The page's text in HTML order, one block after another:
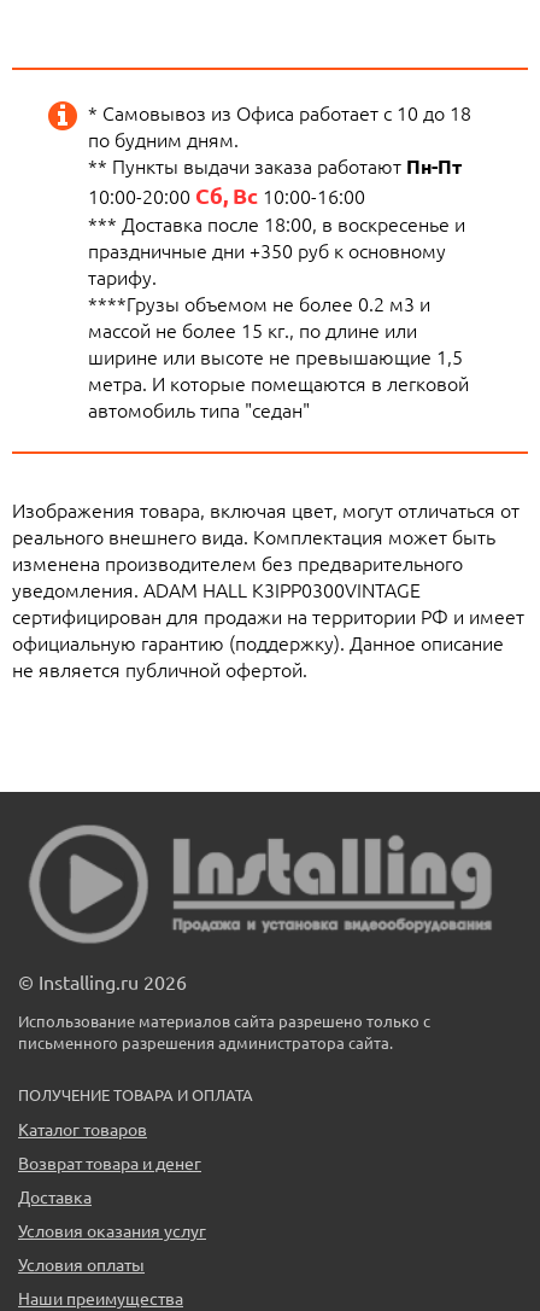
* Самовывоз из Офиса работает с 10 до 18
по будним дням.
** Пункты выдачи заказа работают Пн-Пт
10:00-20:00 Сб, Вс 10:00-16:00
*** Доставка после 18:00, в воскресенье и
праздничные дни +350 руб к основному
тарифу.
****Грузы объемом не более 0.2 м3 и
массой не более 15 кг., по длине или
ширине или высоте не превышающие 1,5
метра. И которые помещаются в легковой
автомобиль типа "седан"
Изображения товара, включая цвет, могут отличаться от
реального внешнего вида. Комплектация может быть
изменена производителем без предварительного
уведомления. ADAM HALL K3IPP0300VINTAGE
сертифицирован для продажи на территории РФ и имеет
официальную гарантию (поддержку). Данное описание
не является публичной офертой.
© Installing.ru 2026
Использование материалов сайта разрешено только с
письменного разрешения администратора сайта.
ПОЛУЧЕНИЕ ТОВАРА И ОПЛАТА
Каталог товаров
Возврат товара и денег
Доставка
Условия оказания услуг
Условия оплаты
Наши преимущества